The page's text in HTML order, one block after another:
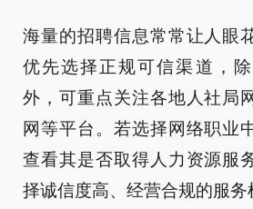
海量的招聘信息常常让人眼
优先选择正规可信渠道，
外，可重点关注各地人社局
网等平台。若选择网络职业
查看其是否取得人力资源服
择诚信度高、经营合规的服务